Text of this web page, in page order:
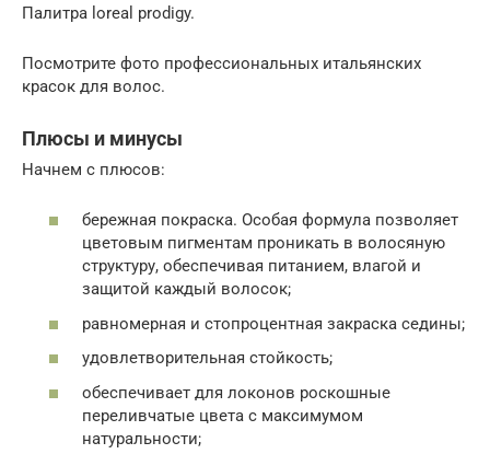
Палитра loreal prodigy.
Посмотрите фото профессиональных итальянских
красок для волос.
Плюсы и минусы
Начнем с плюсов:
бережная покраска. Особая формула позволяет
цветовым пигментам проникать в волосяную
структуру, обеспечивая питанием, влагой и
защитой каждый волосок;
равномерная и стопроцентная закраска седины;
удовлетворительная стойкость;
обеспечивает для локонов роскошные
переливчатые цвета с максимумом
натуральности;